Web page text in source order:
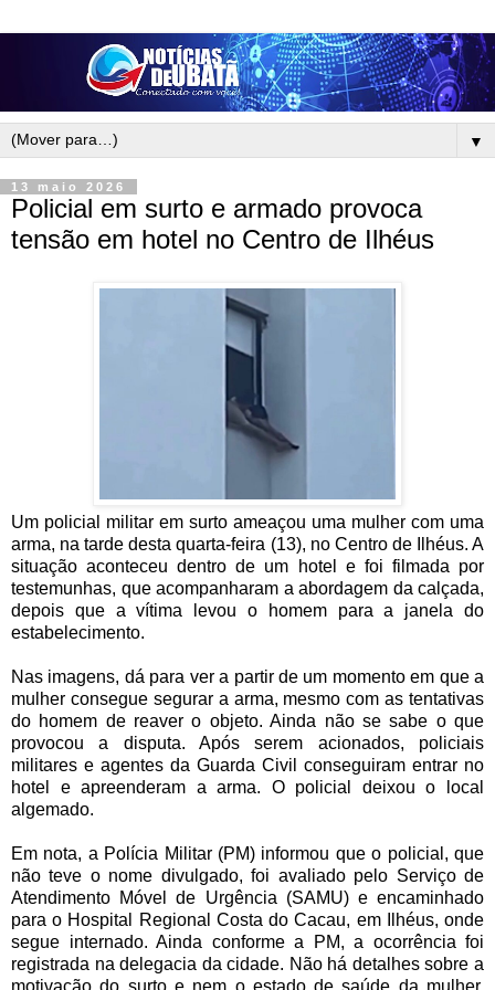
▼
13 maio 2026
Policial em surto e armado provoca
tensão em hotel no Centro de Ilhéus
Um policial militar em surto ameaçou uma mulher com uma
arma, na tarde desta quarta-feira (13), no Centro de Ilhéus. A
situação aconteceu dentro de um hotel e foi filmada por
testemunhas, que acompanharam a abordagem da calçada,
depois que a vítima levou o homem para a janela do
estabelecimento.
Nas imagens, dá para ver a partir de um momento em que a
mulher consegue segurar a arma, mesmo com as tentativas
do homem de reaver o objeto. Ainda não se sabe o que
provocou a disputa. Após serem acionados, policiais
militares e agentes da Guarda Civil conseguiram entrar no
hotel e apreenderam a arma. O policial deixou o local
algemado.
Em nota, a Polícia Militar (PM) informou que o policial, que
não teve o nome divulgado, foi avaliado pelo Serviço de
Atendimento Móvel de Urgência (SAMU) e encaminhado
para o Hospital Regional Costa do Cacau, em Ilhéus, onde
segue internado. Ainda conforme a PM, a ocorrência foi
registrada na delegacia da cidade. Não há detalhes sobre a
motivação do surto e nem o estado de saúde da mulher.